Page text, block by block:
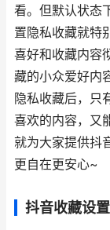
看。但默认状态
置隐私收藏就特
喜好和收藏内容
藏的小众爱好内
隐私收藏后，只
喜欢的内容，又
就为大家提供抖
更自在更安心~
抖音收藏设